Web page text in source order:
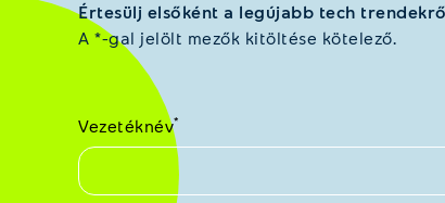
Értesülj elsőként a legújabb tech
A *-gal jelölt mezők kitöltése kötelező.
Vezetéknév*